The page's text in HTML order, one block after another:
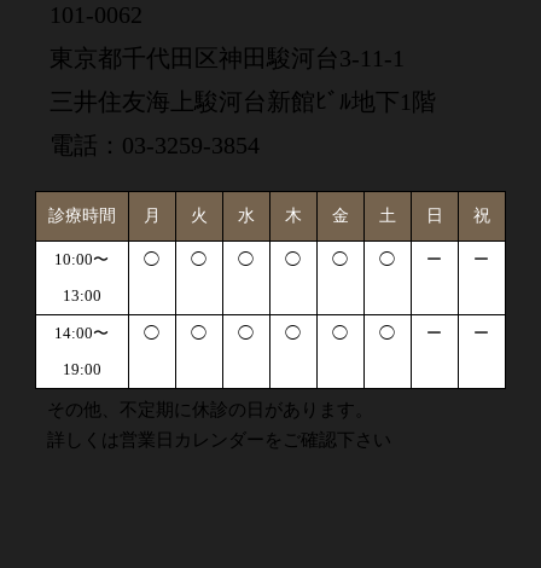
101-0062
東京都千代田区神田駿河台3-11-1
三井住友海上駿河台新館ﾋﾞﾙ地下1階
電話：03-3259-3854
診療時間 月 火 水 木 金 土 日 祝
10:00〜
13:00
◯ ◯ ◯ ◯ ◯ ◯ ー ー
14:00〜
19:00
◯ ◯ ◯ ◯ ◯ ◯ ー ー
その他、不定期に休診の日があります。
詳しくは営業日カレンダーをご確認下さい